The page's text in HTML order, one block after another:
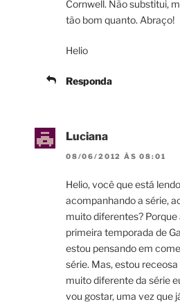
Cornwell. Não substitui,
tão bom quanto. Abraço!
Helio
Responda
Luciana
08/06/2012 ÀS 08:01
Helio, você que está
acompanhando a série,
muito diferentes? Porque
primeira temporada de
estou pensando em
série. Mas, estou
muito diferente da série
vou gostar, uma vez que